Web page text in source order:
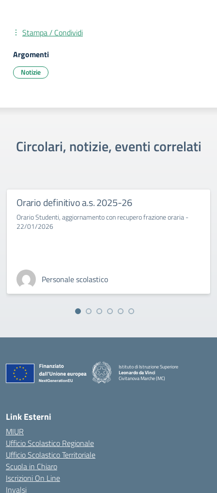
Stampa / Condividi
Argomenti
Notizie
Circolari, notizie, eventi correlati
Orario definitivo a.s. 2025-26
Orario Studenti, aggiornamento con recupero frazione oraria -
22/01/2026
Personale scolastico
Istituto di Istruzione Superiore
Leonardo da Vinci
Civitanova Marche (MC)
Link Esterni
MIUR
Ufficio Scolastico Regionale
Ufficio Scolastico Territoriale
Scuola in Chiaro
Iscrizioni On Line
Invalsi